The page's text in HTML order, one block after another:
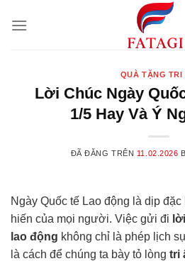
đến
QUÀ TẶNG TRI
Lời Chúc Ngày
1/5 Hay Và Ý
ĐÃ ĐĂNG TRÊN 11.02.2026
Ngày Quốc tế Lao động là dịp
hiến của mọi người. Việc gửi đi
lao động không chỉ là phép lịch
là cách để chúng ta bày tỏ lòng tri